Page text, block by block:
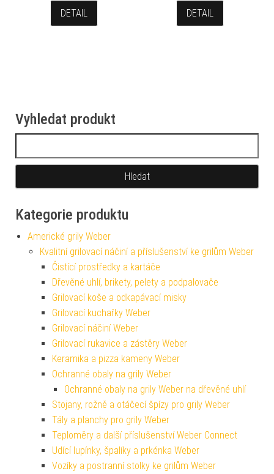
DETAIL DETAIL
Vyhledat produkt
Kategorie produktu
Americké grily Weber
Kvalitní grilovací náčiní a příslušenství ke grilům Weber
Čistící prostředky a kartáče
Dřevěné uhlí, brikety, pelety a podpalovače
Grilovací koše a odkapávací misky
Grilovací kuchařky Weber
Grilovací náčiní Weber
Grilovací rukavice a zástěry Weber
Keramika a pizza kameny Weber
Ochranné obaly na grily Weber
Ochranné obaly na grily Weber na dřevěné uhlí
Stojany, rožně a otáčecí špízy pro grily Weber
Tály a planchy pro grily Weber
Teploměry a další příslušenství Weber Connect
Udící lupínky, špalíky a prkénka Weber
Vozíky a postranní stolky ke grilům Weber